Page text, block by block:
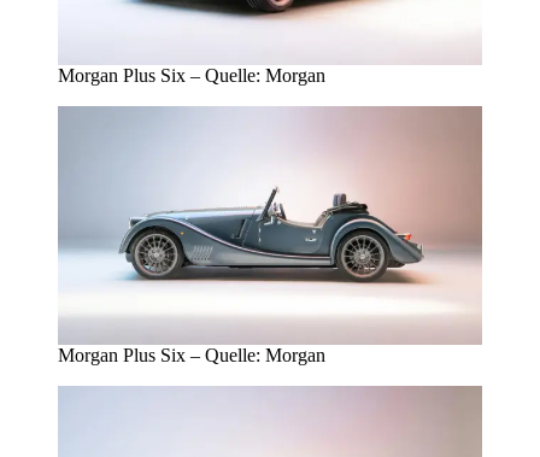
Morgan Plus Six – Quelle: Morgan
Morgan Plus Six – Quelle: Morgan